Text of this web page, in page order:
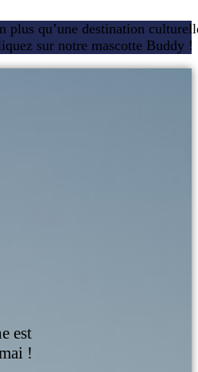
plus qu’une destination
sur notre mascotte Buddy !
est
!